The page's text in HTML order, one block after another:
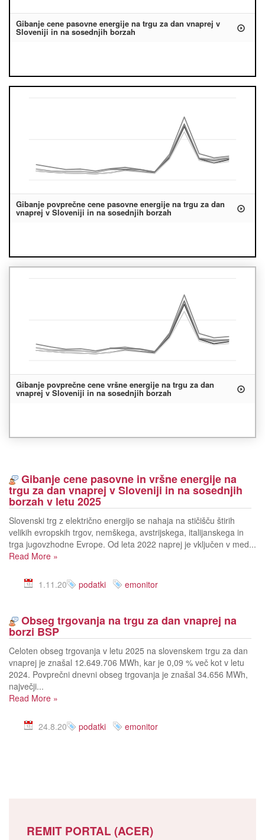
Gibanje cene pasovne energije na trgu za dan vnaprej v
Sloveniji in na sosednjih borzah
Gibanje povprečne cene pasovne energije na trgu za dan
vnaprej v Sloveniji in na sosednjih borzah
Gibanje povprečne cene vršne energije na trgu za dan
vnaprej v Sloveniji in na sosednjih borzah
Gibanje cene pasovne in vršne energije na
trgu za dan vnaprej v Sloveniji in na sosednjih
borzah v letu 2025
Slovenski trg z električno energijo se nahaja na stičišču štirih
velikih evropskih trgov, nemškega, avstrijskega, italijanskega in
trga jugovzhodne Evrope. Od leta 2022 naprej je vključen v med...
Read More »
1.11.20 podatki emonitor
Obseg trgovanja na trgu za dan vnaprej na
borzi BSP
Celoten obseg trgovanja v letu 2025 na slovenskem trgu za dan
vnaprej je znašal 12.649.706 MWh, kar je 0,09 % več kot v letu
2024. Povprečni dnevni obseg trgovanja je znašal 34.656 MWh,
največji...
Read More »
24.8.20 podatki emonitor
REMIT PORTAL (ACER)